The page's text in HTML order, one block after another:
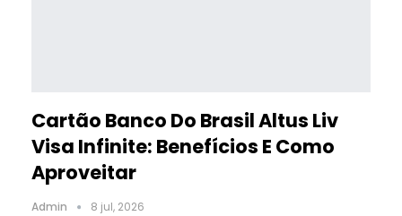
Cartão Banco Do Brasil Altus Liv
Visa Infinite: Benefícios E Como
Aproveitar
Admin 8 jul, 2026